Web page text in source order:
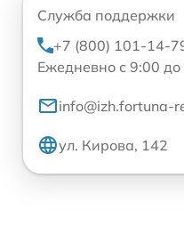
Служба поддержки
+7 (800) 101-14-
Ежедневно с 9:00
info@izh.fortuna-
ул. Кирова, 142